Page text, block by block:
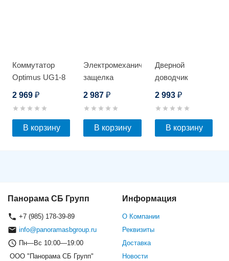
Коммутатор
Optimus UG1-8
2 969 ₽
В корзину
Электромеханическая
защелка
2 987₽
В корзину
Дверной
доводчик
2 993 ₽
В корзину
Панорама СБ Групп
+7 (985) 178-39-89
info@panoramasbgroup.ru
Пн—Вс 10:00—19:00
ООО "Панорама СБ Групп"
Информация
О Компании
Реквизиты
Доставка
Новости